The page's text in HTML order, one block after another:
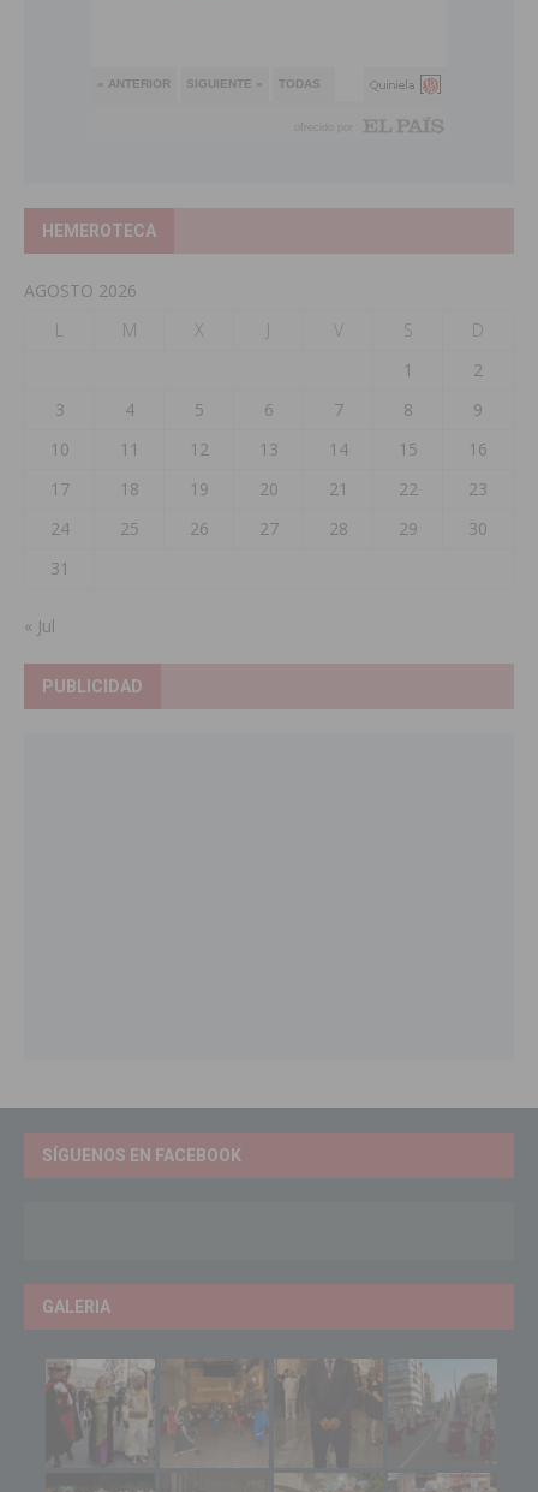
HEMEROTECA
AGOSTO 2026
L
M X J V S
D
1
2
3
4 5 6 7 8
9
10
11 12 13 14 15
16
17
18 19 20 21 22
23
24
25 26 27 28 29
30
31
« Jul
PUBLICIDAD
SÍGUENOS EN FACEBOOK
GALERIA